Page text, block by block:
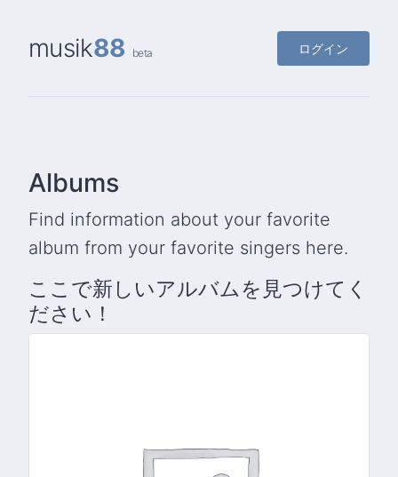
musik88 beta ログイン
Albums
Find information about your favorite
album from your favorite singers here.
ここで新しいアルバムを見つけてく
ださい！